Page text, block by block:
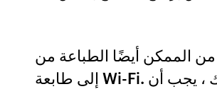
من الممكن أيضًا الطباعة من Android
إلى طابعة Wi-Fi. للقيام بذلك ، يجب أن